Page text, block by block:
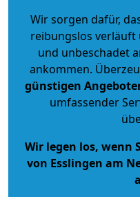
Wir sorgen dafür,
reibungslos verläuft
und unbeschadet
ankommen.
günstigen
umfassender
Wir legen los, wenn
von Esslingen am